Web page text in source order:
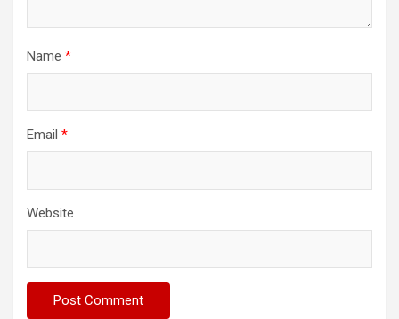
Name *
Email *
Website